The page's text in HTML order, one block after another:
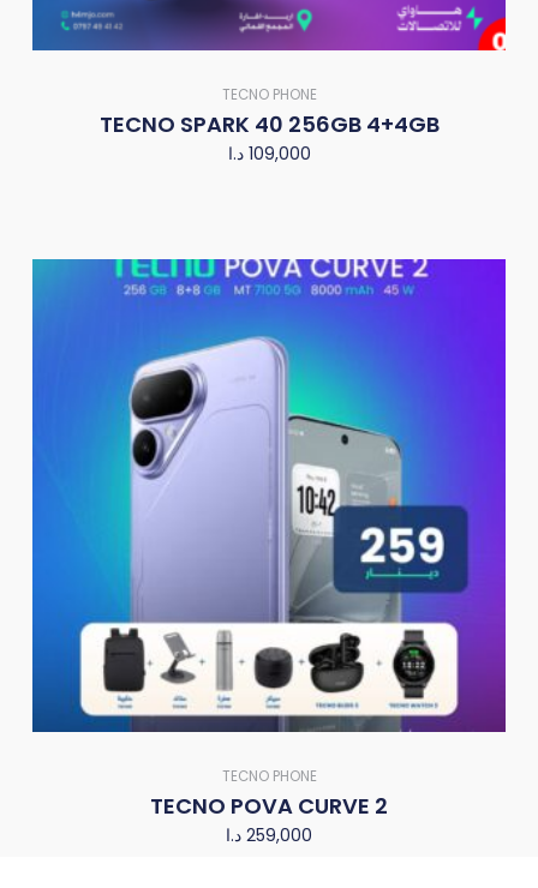
TECNO PHONE
TECNO SPARK 40 256GB 4+4GB
109,000 د.ا
TECNO PHONE
TECNO POVA CURVE 2
259,000 د.ا